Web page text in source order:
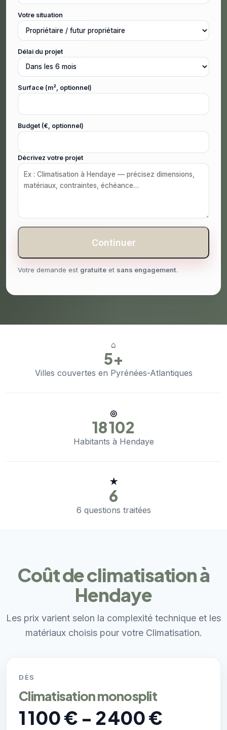
Votre situation
Délai du projet
Surface (m², optionnel)
Budget (€, optionnel)
Décrivez votre projet
Continuer
Votre demande est gratuite et sans engagement.
⌂
5+
Villes couvertes en Pyrénées-Atlantiques
◎
18 102
Habitants à Hendaye
★
6
6 questions traitées
Coût de climatisation à
Hendaye
Les prix varient selon la complexité technique et les
matériaux choisis pour votre Climatisation.
DÈS
Climatisation monosplit
1 100 € - 2 400 €